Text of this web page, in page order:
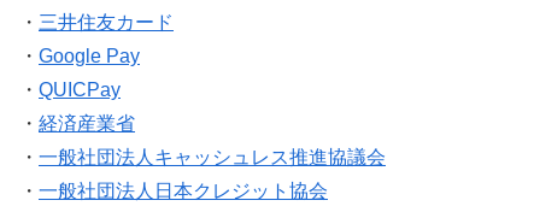
・ 三井住友カード
・ Google Pay
・ QUICPay
・ 経済産業省
・ 一般社団法人キャッシュレス推進協議会
・ 一般社団法人日本クレジット協会